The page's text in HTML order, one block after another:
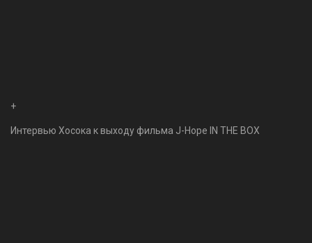
+
Интервью Хосока к выходу фильма J-Hope IN THE BOX